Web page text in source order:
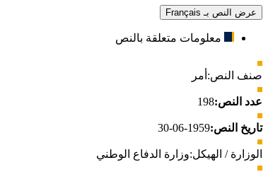
عرض النص بـ Français
معلومات متعلقة بالنص
صنف النص: أمر
عدد النص:198
تاريخ النص:1959-06-30
الوزارة / الهيكل:وزارة الدفاع الوطني